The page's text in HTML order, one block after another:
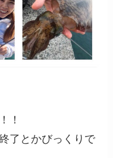
！
了とかびっくりで